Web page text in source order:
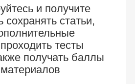
и получите
сохранять статьи,
тесты
получать баллы